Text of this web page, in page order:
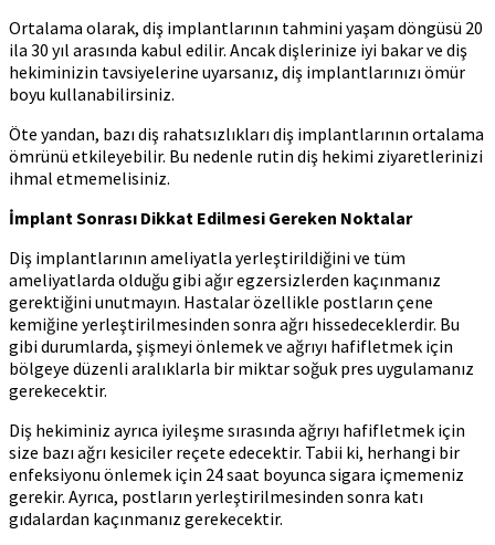
Ortalama olarak, diş implantlarının tahmini yaşam döngüsü 20
ila 30 yıl arasında kabul edilir. Ancak dişlerinize iyi bakar ve diş
hekiminizin tavsiyelerine uyarsanız, diş implantlarınızı ömür
boyu kullanabilirsiniz.
Öte yandan, bazı diş rahatsızlıkları diş implantlarının ortalama
ömrünü etkileyebilir. Bu nedenle rutin diş hekimi ziyaretlerinizi
ihmal etmemelisiniz.
İmplant Sonrası Dikkat Edilmesi Gereken Noktalar
Diş implantlarının ameliyatla yerleştirildiğini ve tüm
ameliyatlarda olduğu gibi ağır egzersizlerden kaçınmanız
gerektiğini unutmayın. Hastalar özellikle postların çene
kemiğine yerleştirilmesinden sonra ağrı hissedeceklerdir. Bu
gibi durumlarda, şişmeyi önlemek ve ağrıyı hafifletmek için
bölgeye düzenli aralıklarla bir miktar soğuk pres uygulamanız
gerekecektir.
Diş hekiminiz ayrıca iyileşme sırasında ağrıyı hafifletmek için
size bazı ağrı kesiciler reçete edecektir. Tabii ki, herhangi bir
enfeksiyonu önlemek için 24 saat boyunca sigara içmemeniz
gerekir. Ayrıca, postların yerleştirilmesinden sonra katı
gıdalardan kaçınmanız gerekecektir.